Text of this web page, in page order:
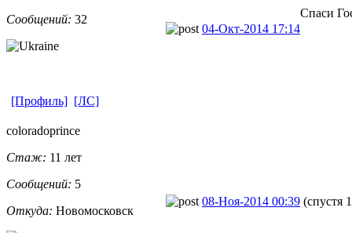
Сообщений: 32
04-Окт-2014 17:14
Спаси
[Профиль] [ЛС]
coloradoprin​ce
Стаж: 11 лет
Сообщений: 5
Откуда: Новомосковск
08-Ноя-2014 00:39 (спустя